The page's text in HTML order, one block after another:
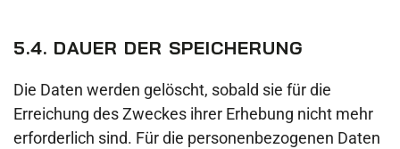
5.4. DAUER DER SPEICHERUNG
Die Daten werden gelöscht, sobald sie für die
Erreichung des Zweckes ihrer Erhebung nicht mehr
erforderlich sind. Für die personenbezogenen Daten